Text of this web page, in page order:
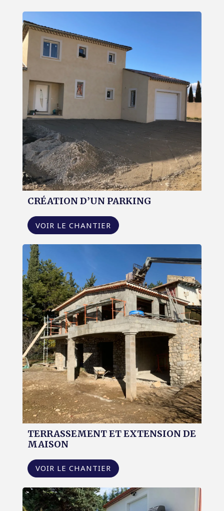
CRÉATION D’UN PARKING
VOIR LE CHANTIER
TERRASSEMENT ET EXTENSION DE
MAISON
VOIR LE CHANTIER